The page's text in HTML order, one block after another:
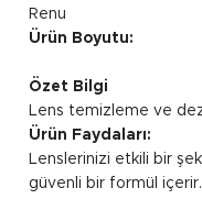
Renu
Ürün Boyutu:
Özet Bilgi
Lens temizleme ve
Ürün Faydaları:
Lenslerinizi etkili bir
güvenli bir formül